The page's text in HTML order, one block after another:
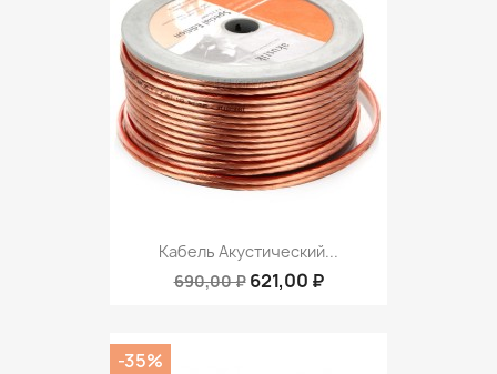
Кабель Акустический...
690,00 ₽ 621,00 ₽
-35%